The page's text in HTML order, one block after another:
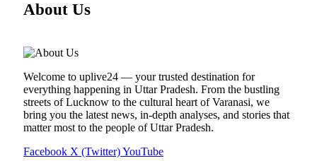
About Us
Welcome to uplive24 — your trusted destination for
everything happening in Uttar Pradesh. From the bustling
streets of Lucknow to the cultural heart of Varanasi, we
bring you the latest news, in-depth analyses, and stories that
matter most to the people of Uttar Pradesh.
Facebook X (Twitter)YouTube